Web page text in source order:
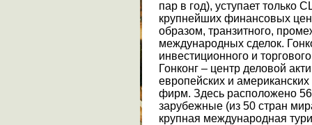
пар в год), уступает только
крупнейших финансовых
образом, транзитного,
международных сделок.
инвестиционного и
Гонконг – центр деловой
европейских и
фирм. Здесь расположено
зарубежные (из 50 стран
крупная международная